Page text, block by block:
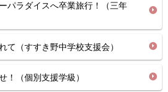
パラダイスへ卒業旅行！（三年
て（すすき野中学校支援会）
！（個別支援学級）